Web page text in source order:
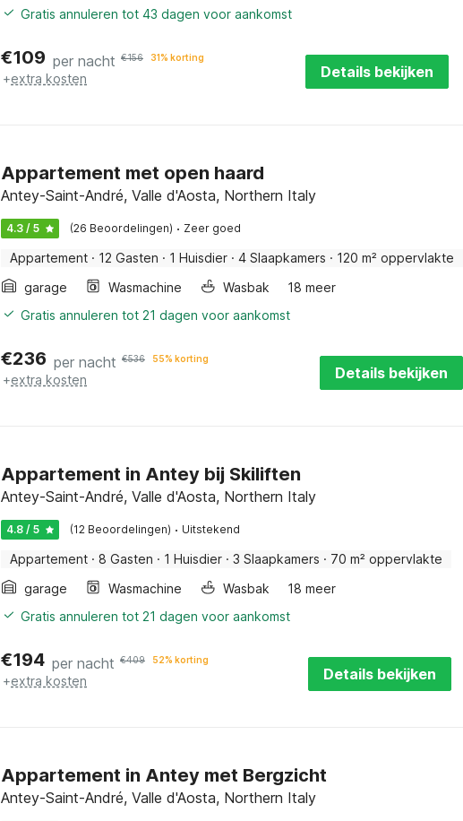
Gratis annuleren tot 43 dagen voor aankomst
€109 per nacht €156 31% korting
+extra kosten Details bekijken
Appartement met open haard
Antey-Saint-André, Valle d'Aosta, Northern Italy
4.3 / 5 (26 Beoordelingen) · Zeer goed
Appartement · 12 Gasten · 1 Huisdier · 4 Slaapkamers · 120 m² oppervlakte
garage
Wasmachine Wasbak
18 meer
Gratis annuleren tot 21 dagen voor aankomst
€236 per nacht €536 55% korting
+extra kosten Details bekijken
Appartement in Antey bij Skiliften
Antey-Saint-André, Valle d'Aosta, Northern Italy
4.8 / 5 (12 Beoordelingen) · Uitstekend
Appartement · 8 Gasten · 1 Huisdier · 3 Slaapkamers · 70 m² oppervlakte
garage
Wasmachine Wasbak
18 meer
Gratis annuleren tot 21 dagen voor aankomst
€194 per nacht €409 52% korting
+extra kosten Details bekijken
Appartement in Antey met Bergzicht
Antey-Saint-André, Valle d'Aosta, Northern Italy